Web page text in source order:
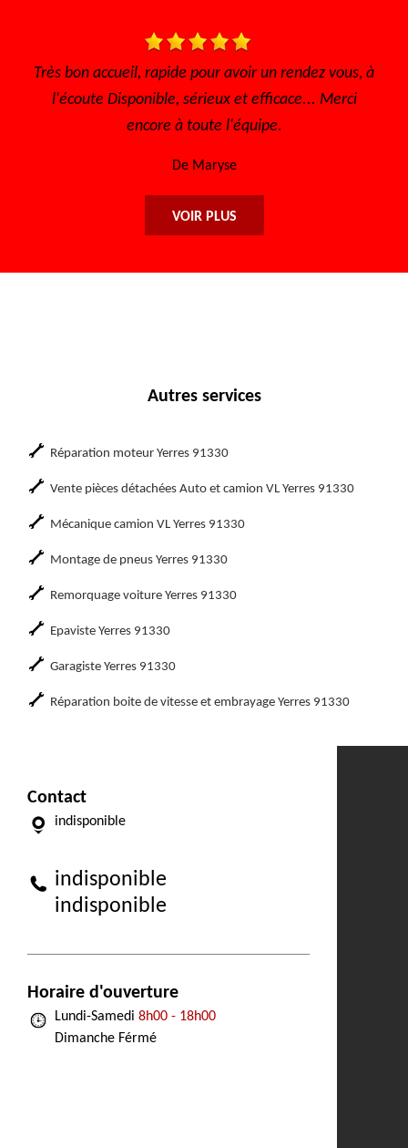
Très bon accueil Des gens consciencieux et
sympathique Très bon tarif
VOIR PLUS
Autres services
Réparation moteur Yerres 91330
Vente pièces détachées Auto et camion VL Yerres 91330
Mécanique camion VL Yerres 91330
Montage de pneus Yerres 91330
Remorquage voiture Yerres 91330
Epaviste Yerres 91330
Garagiste Yerres 91330
Réparation boite de vitesse et embrayage Yerres 91330
Contact
indisponible
indisponible
indisponible
Horaire d'ouverture
Lundi-Samedi 8h00 - 18h00
Dimanche Férmé